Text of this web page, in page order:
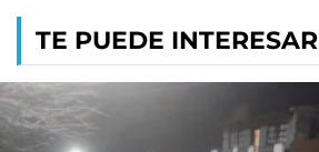
TE PUEDE INTERESAR